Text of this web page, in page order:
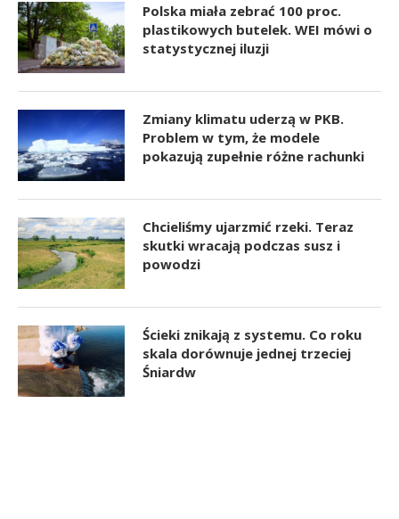
Polska miała zebrać 100 proc.
plastikowych butelek. WEI mówi o
statystycznej iluzji
Zmiany klimatu uderzą w PKB.
Problem w tym, że modele
pokazują zupełnie różne rachunki
Chcieliśmy ujarzmić rzeki. Teraz
skutki wracają podczas susz i
powodzi
Ścieki znikają z systemu. Co roku
skala dorównuje jednej trzeciej
Śniardw